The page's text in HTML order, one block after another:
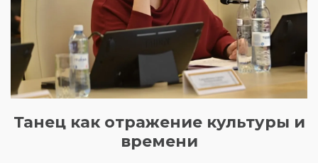
Танец как отражение культуры и
времени